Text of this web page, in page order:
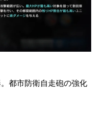
都市防衛自走砲の強化